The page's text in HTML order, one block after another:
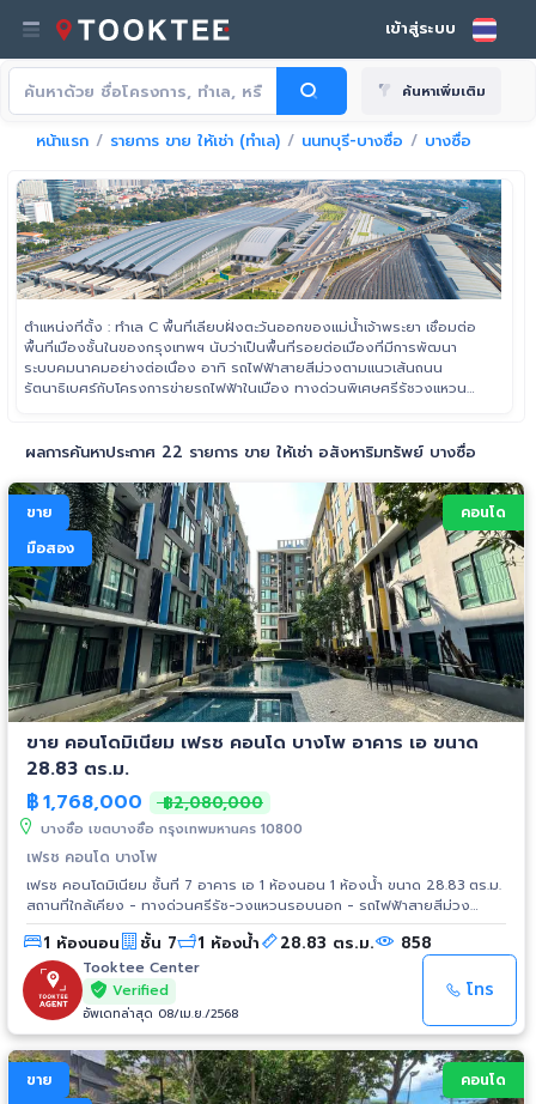
เข้าสู่ระบบ
ค้นหาเพิ่มเติม
หน้าแรก รายการ ขาย ให้เช่า (ทำเล) นนทบุรี-บางซื่อ บางซื่อ
ตำแหน่งที่ตั้ง : ทำเล C พื้นที่เลียบฝั่งตะวันออกของแม่น้ำเจ้าพระยา เชื่อมต่อ
พื้นที่เมืองชั้นในของกรุงเทพฯ นับว่าเป็นพื้นที่รอยต่อเมืองที่มีการพัฒนา
ระบบคมนาคมอย่างต่อเนื่อง อาทิ รถไฟฟ้าสายสีม่วงตามแนวเส้นถนน
รัตนาธิเบศร์กับโครงการข่ายรถไฟฟ้าในเมือง ทางด่วนพิเศษศรีรัชวงแหวน
ผลการค้นหาประกาศ 22 รายการ ขาย ให้เช่า อสังหาริมทรัพย์ บางซื่อ
ขาย
มือสอง
คอนโด
ขาย คอนโดมิเนียม เฟรช คอนโด บางโพ อาคาร เอ ขนาด
28.83 ตร.ม.
฿1,768,000 ฿2,080,000
บางซื่อ เขตบางซื่อ กรุงเทพมหานคร 10800
เฟรช คอนโด บางโพ
เฟรช คอนโดมิเนียม ชั้นที่ 7 อาคาร เอ 1 ห้องนอน 1 ห้องน้ำ ขนาด 28.83 ตร.ม.
สถานที่ใกล้เคียง - ทางด่วนศรีรัช-วงแหวนรอบนอก - รถไฟฟ้าสายสีม่วง
สถานีเตาปูนบางซ่อน - บิ๊กซี วงศ์สว่าง - เทสโก้โลตัส ประชาชื่น - ตลาดนัด
จตุจักร - มหาวิทยาลัยเทคโนโลยีพระจอมเกล้าพระนครเหนือ - โรงพยาบาล
บางโพ - โรงพยาบาลเกษมราษฎร์
1 ห้องนอน ชั้น 7 1 ห้องน้ำ 28.83 ตร.ม. 858
Tooktee Center
Verified
อัพเดทล่าสุด 08/เม.ย./2568
โทร
ขาย
คอนโด